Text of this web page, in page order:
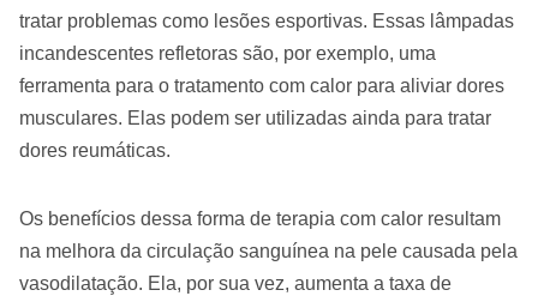
tratar problemas como lesões esportivas. Essas lâmpadas
incandescentes refletoras são, por exemplo, uma
ferramenta para o tratamento com calor para aliviar dores
musculares. Elas podem ser utilizadas ainda para tratar
dores reumáticas.
Os benefícios dessa forma de terapia com calor resultam
na melhora da circulação sanguínea na pele causada pela
vasodilatação. Ela, por sua vez, aumenta a taxa de